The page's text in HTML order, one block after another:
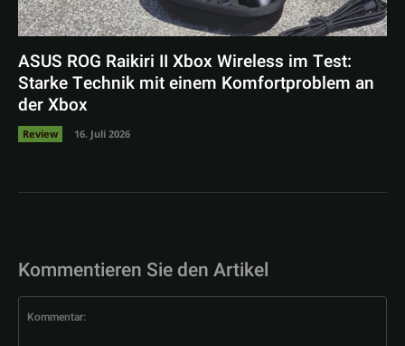
ASUS ROG Raikiri II Xbox Wireless im Test:
Starke Technik mit einem Komfortproblem an
der Xbox
Review 16. Juli 2026
Kommentieren Sie den Artikel